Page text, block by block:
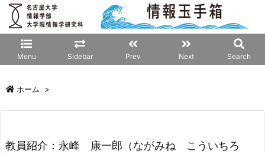
Menu Sidebar Prev Next Search
ホーム >
教員紹介：永峰 康一郎（ながみね こういちろ